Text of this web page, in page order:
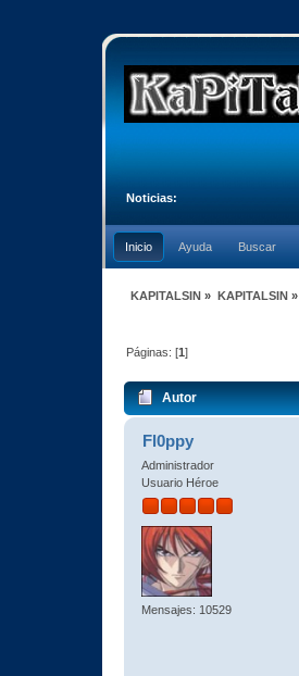
Noticias:
Inicio Ayuda Buscar
KAPITALSIN » KAPITALSIN»
Páginas: [1]
Autor
Fl0ppy
Administrador
Usuario Héroe
Mensajes: 10529